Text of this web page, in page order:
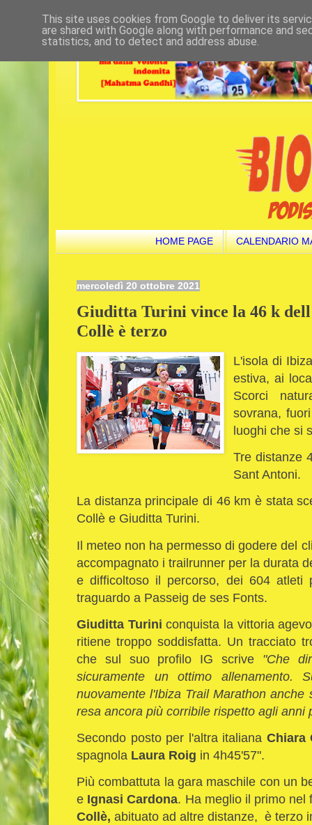
HOME PAGE CALENDARIO
mercoledì 20 ottobre 2021
Giuditta Turini vince la 46 k
Collè è terzo
L'isola di
estiva, ai
Scorci
sovrana,
luoghi che si
Tre distanze
Sant Antoni.
La distanza principale di 46 km è stata
Collè e Giuditta Turini.
Il meteo non ha permesso di godere del
accompagnato i trailrunner per la durata
e difficoltoso il percorso, dei 604 atleti
traguardo a Passeig de ses Fonts.
Giuditta Turini conquista la vittoria
ritiene troppo soddisfatta. Un tracciato
che sul suo profilo IG scrive "Che
sicuramente un ottimo allenamento.
nuovamente l'Ibiza Trail Marathon
resa ancora più corribile rispetto agli anni
Secondo posto per l'altra italiana
spagnola Laura Roig in 4h45'57".
Più combattuta la gara maschile con un
e Ignasi Cardona. Ha meglio il primo
Collè, abituato ad altre distanze, è terzo
This site uses cookies from Google to deliver its
are shared with Google along with performance and
statistics, and to detect and address abuse.